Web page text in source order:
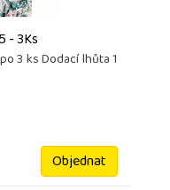
- 3Ks
3 ks Dodací lhůta 1
Objednat